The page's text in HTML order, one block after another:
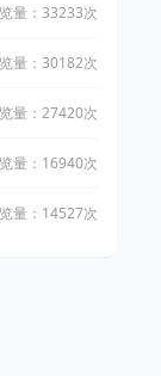
量：33233次
量：30182次
量：27420次
量：16940次
量：14527次